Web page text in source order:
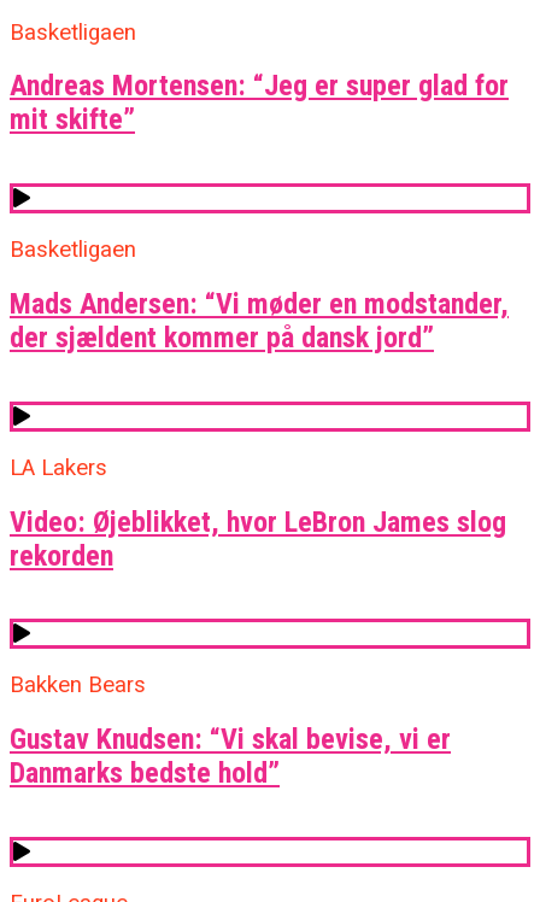
Basketligaen
Andreas Mortensen: “Jeg er super glad for
mit skifte”
Basketligaen
Mads Andersen: “Vi møder en modstander,
der sjældent kommer på dansk jord”
LA Lakers
Video: Øjeblikket, hvor LeBron James slog
rekorden
Bakken Bears
Gustav Knudsen: “Vi skal bevise, vi er
Danmarks bedste hold”